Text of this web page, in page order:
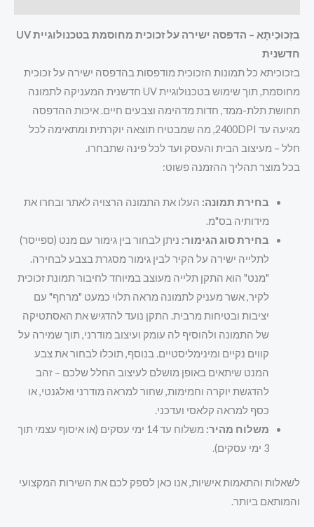
בזְכוּכִיתָא – הדפסה ישירה על זכוכית מחוסמת בטכנולוגיית UV
חדשנית
בזכוכיתא כל תמונות הזכוכית מודפסות בהדפסה ישירה על זכוכית
מחוסמת, תוך שימוש בטכנולוגיית UV חדשנית המעניקה לתמונה
תחושת תלת-ממד, חדות מדהימה וצבעים חיים. איכות ההדפסה
מגיעה עד 2400DPI, מה שמבטיח תוצאה יוקרתית ומתאימה לכל
חלל – מעיצוב הבית והעסק ועד לכל פינה שתבחרו.
בכל מוצר תהליך ההזמנה פשוט:
בחירת תמונה: העלו את התמונה הרצויה לאתר ובחרו את
מידותיה בס"מ.
בחירת סוג הגימור: ניתן לבחור בין גימור עם מנט (ספייסר)
לתלייה ישירה על הקיר לבין גימור מסגרת בצבע לבחירה.
"מנט" הוא התקן תלייה מעוצב במיוחד לחיבור תמונת זכוכית
לקיר, אשר מעניק לתמונה מראה תלוי כמעט "מרחף" עם
יציבות ובטיחות מרבית. התקן נועד להדגיש את האסתטיקה
של התמונה ולהוסיף לה עומק ועיצוב מודרני, תוך שמירה על
קווים נקיים ומינימליסטיים. בנוסף, תוכלו לבחור את צבע
המנט שיתאים באופן מושלם לעיצוב החלל שלכם – זהב
להדגשת יוקרה וחמימות, שחור למראה מודרני ואלגנטי, או
כסף למראה קלאסי ועדכני.
משלוח מהיר:
משלוח עד 14 ימי עסקים (או איסוף עצמי תוך
3 ימי עסקים).
לשאלות והתאמות אישיות, אנו כאן לספק לכם את השירות המקצועי
והמותאם ביותר.